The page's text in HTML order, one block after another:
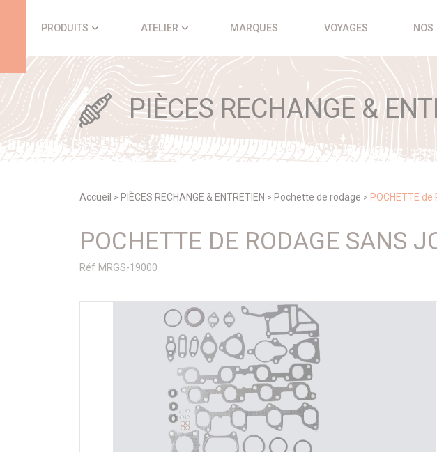
PRODUITS ATELIER MARQUES VOYAGES NOS
PIÈCES RECHANGE &
Accueil > PIÈCES RECHANGE & ENTRETIEN > Pochette de rodage > POCHETTE
POCHETTE DE RODAGE SANS
Réf MRGS-19000